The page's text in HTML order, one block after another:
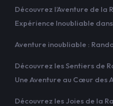
Découvrez l’Aventure de la
Expérience Inoubliable dans
Aventure inoubliable :
Découvrez les Sentiers de
Une Aventure au Cœur des
Découvrez les Joies de la